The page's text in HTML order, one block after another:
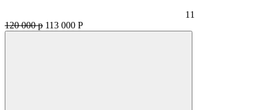
11
120 000 р 113 000 Р